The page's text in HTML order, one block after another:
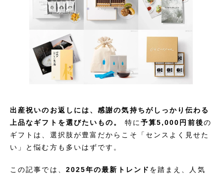
出産祝いのお返しには、感謝の気持ちがしっかり伝わる
上品なギフトを選びたいもの。
特に 予算5,000円前後の
ギフトは、選択肢が豊富だからこそ「センスよく見せた
い」と悩む方も多いはずです。
この記事では、 2025年の最新トレンド を踏まえ、人気